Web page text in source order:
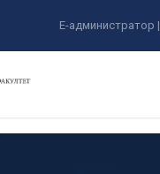
Е-администратор |